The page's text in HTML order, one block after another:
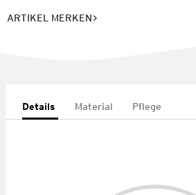
ARTIKEL MERKEN
Details Material Pflege